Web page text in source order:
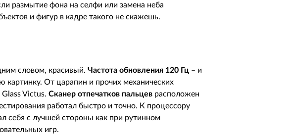
размытие фона на селфи или замена неба
и фигур в кадре такого не скажешь.
словом, красивый. Частота обновления 120 Гц – и
От царапин и прочих механических
Victus. Сканер отпечатков пальцев расположен
работал быстро и точно. К процессору
себя с лучшей стороны как при рутинном
игр.